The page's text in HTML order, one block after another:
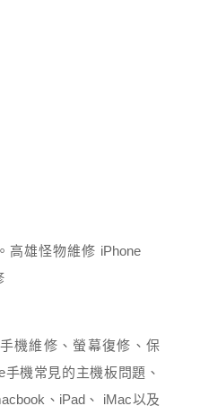
機維修、螢幕復修、保
機常見的主機板問題、
、iPad、 iMac以及